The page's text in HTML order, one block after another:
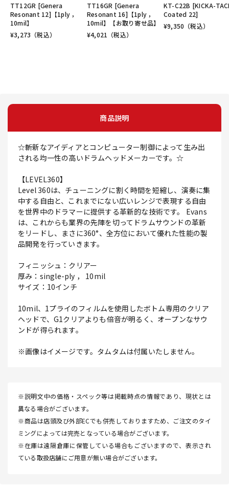
TT12GR [Genera
Resonant 12]【1ply ，
10mil】
¥3,273 （税込）
TT16GR [Genera
Resonant 16]【1ply ，
10mil】【お取り寄せ品】
¥4,021 （税込）
KT-C22B [KICKA-
Coated 22]
¥9,350 （税込）
商品説明
☆斬新なアイディアとコンピューター制御によって生み出
される均一性の高いドラムヘッドメーカーです。☆
【LEVEL360】
Level 360は、チューニングに割く時間を短縮し、演奏に集
中する自由と、これまでにない広いレンジで表現する自由
を世界中のドラマーに提供する革新的な技術です。 Evans
は、これからも業界の先陣を切ってドラムサウンドの革新
をリードし、まさに360°、全方位において優れた性能の製
品開発を行っていきます。
フィニッシュ：クリアー
厚み：single-ply ， 10mil
サイズ：10インチ
10mil、1プライのフィルムを使用したボトム専用のクリア
ヘッドで、G1クリアよりも倍音が明るく、オープンなサウ
ンドが得られます。
※画像はイメージです。タムタムは付属いたしません。
※説明文中の価格・スペック等は掲載時点の情報であり、現状とは
異なる場合がございます。
※商品は店頭及び外部ECでも併売しておりますため、ご注文のタイ
ミングによっては完売となっている場合がございます。
※在庫は遠隔倉庫に保管している場合もございますので、表示され
ている取扱店舗にご用意が無い場合がございます。